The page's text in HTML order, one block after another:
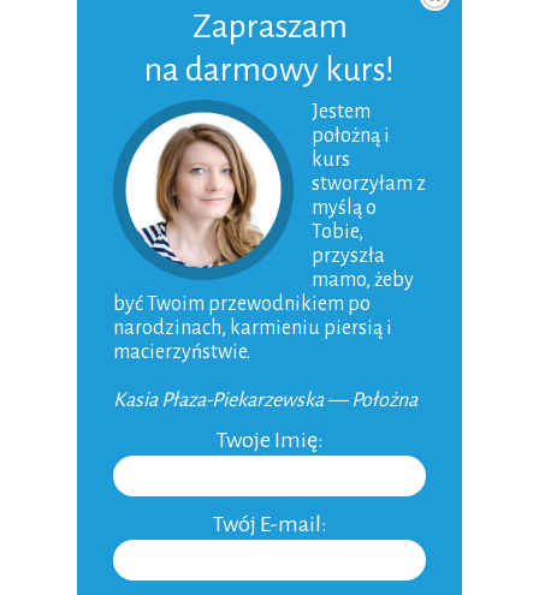
Karmienie piersią
Dziecko
Macierzyństwo
Ojcostwo
Aktualności
Niepłodność
Do domu
Zapraszam
na darmowy kurs!
Jestem
położną i
kurs
stworzyłam z
myślą o
Tobie,
przyszła
mamo, żeby
być Twoim przewodnikiem po
narodzinach, karmieniu piersią i
macierzyństwie.
Kasia Płaza-Piekarzewska — Położna
Twoje Imię:
Twój E-mail: